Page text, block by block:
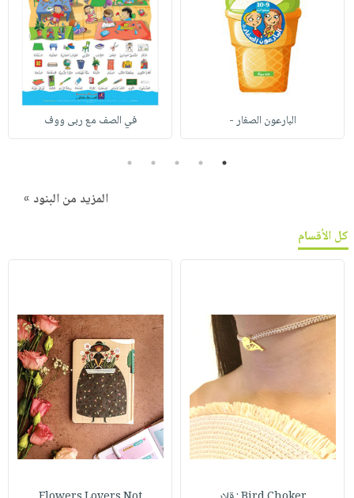
البارعون الصغار - في الصف مع ربى ووف
1
2
3
4
5
المزيد من البنود »
كل الأقسام